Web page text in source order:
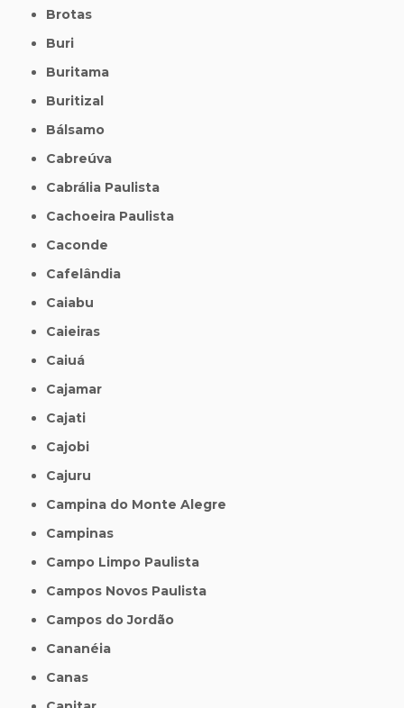
Brotas
Buri
Buritama
Buritizal
Bálsamo
Cabreúva
Cabrália Paulista
Cachoeira Paulista
Caconde
Cafelândia
Caiabu
Caieiras
Caiuá
Cajamar
Cajati
Cajobi
Cajuru
Campina do Monte Alegre
Campinas
Campo Limpo Paulista
Campos Novos Paulista
Campos do Jordão
Cananéia
Canas